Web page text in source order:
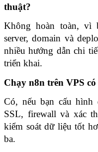
thuật?
Không hoàn toàn, vì
server, domain và
nhiều hướng dẫn chi
triển khai.
Chạy n8n trên VPS
Có, nếu bạn cấu hình
SSL, firewall và xác
kiểm soát dữ liệu tốt
ba.